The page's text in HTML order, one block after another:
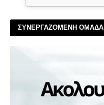
ΣΥΝΕΡΓΑΖΟΜΕΝΗ ΟΜΑΔΑ